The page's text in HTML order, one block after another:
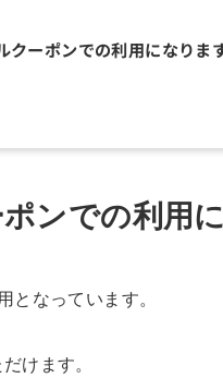
クーポンでの利用になりま
ンでの利用
なっています。
けます。